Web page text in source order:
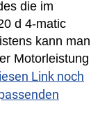
die im
d 4-matic
kann man
Motorleistung
Link noch